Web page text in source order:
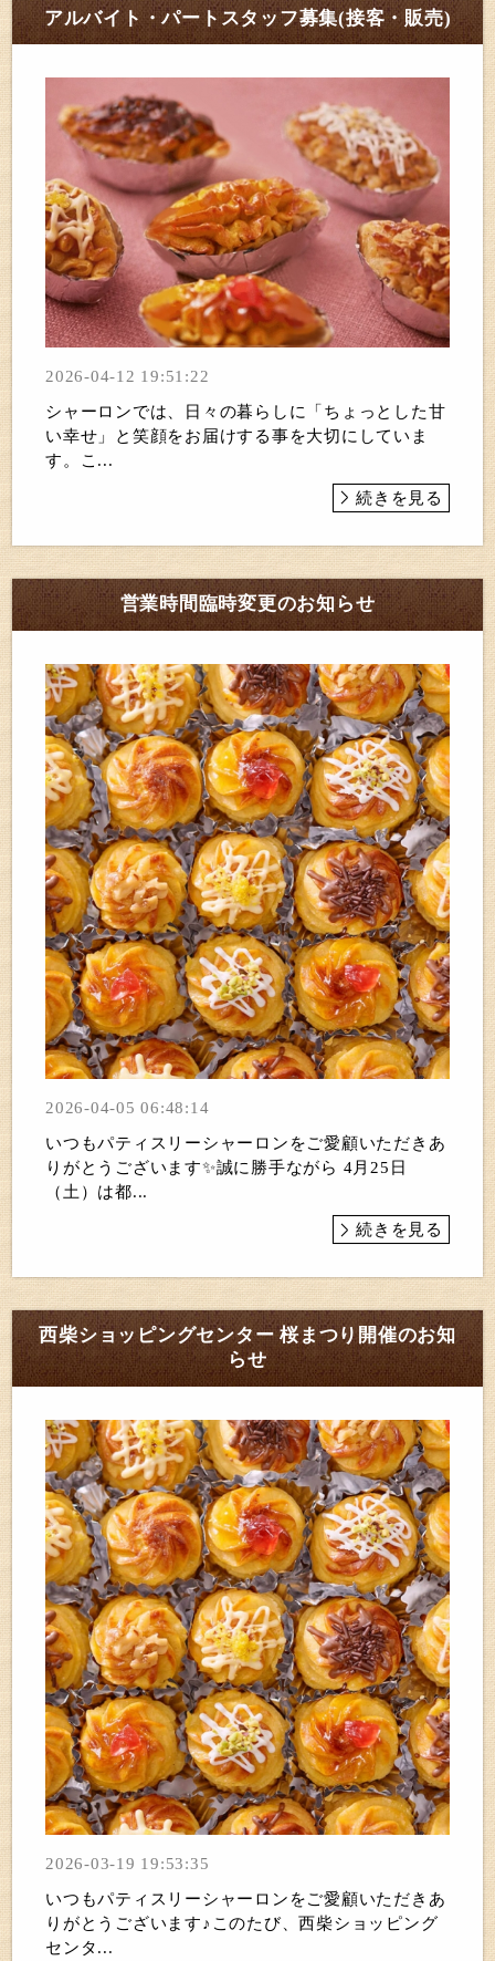
アルバイト・パートスタッフ募集(接客・販売)
2026-04-12 19:51:22
シャーロンでは、日々の暮らしに「ちょっとした甘
い幸せ」と笑顔をお届けする事を大切にしていま
す。こ...
続きを見る
営業時間臨時変更のお知らせ
2026-04-05 06:48:14
いつもパティスリーシャーロンをご愛顧いただきあ
りがとうございます✨誠に勝手ながら 4月25日
（土）は都...
続きを見る
西柴ショッピングセンター 桜まつり開催のお知
らせ
2026-03-19 19:53:35
いつもパティスリーシャーロンをご愛顧いただきあ
りがとうございます♪このたび、西柴ショッピング
センタ...